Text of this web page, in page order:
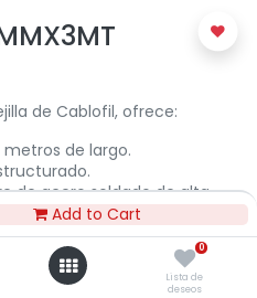
Add to Cart
0
Lista de
deseos
de Cablofil, ofrece:
metros de largo.
de acero soldado de alta
las necesidades de